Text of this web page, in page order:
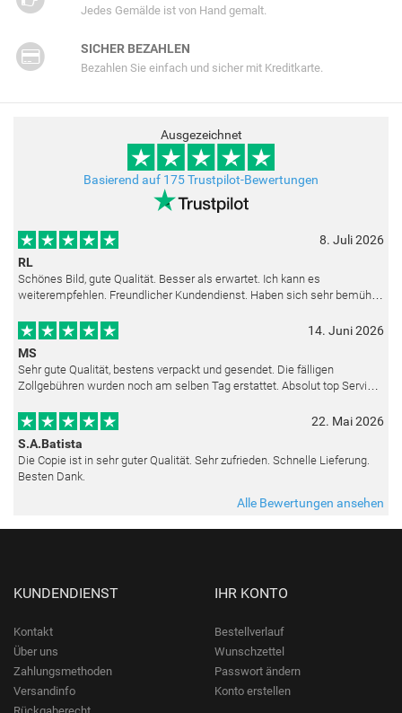
Jedes Gemälde ist von Hand gemalt.
SICHER BEZAHLEN
Bezahlen Sie einfach und sicher mit Kreditkarte.
Ausgezeichnet
Basierend auf 175 Trustpilot-Bewertungen
8. Juli 2026
RL
Schönes Bild, gute Qualität. Besser als erwartet. Ich kann es
weiterempfehlen. Freundlicher Kundendienst. Haben sich sehr bemüht
14. Juni 2026
MS
Sehr gute Qualität, bestens verpackt und gesendet. Die fälligen
Zollgebühren wurden noch am selben Tag erstattet. Absolut top Service
22. Mai 2026
S.A.Batista
Die Copie ist in sehr guter Qualität. Sehr zufrieden. Schnelle Lieferung.
Besten Dank.
Alle Bewertungen ansehen
KUNDENDIENST
Kontakt
Über uns
Zahlungsmethoden
Versandinfo
IHR KONTO
Bestellverlauf
Wunschzettel
Passwort ändern
Konto erstellen